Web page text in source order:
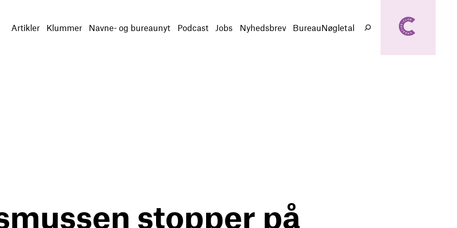
Artikler Klummer Navne- og bureaunyt Podcast Jobs Nyhedsbrev BureauNøgletal
Søg
stopper på